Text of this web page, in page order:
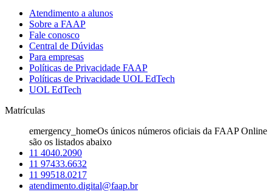
Atendimento a alunos
Sobre a FAAP
Fale conosco
Central de Dúvidas
Para empresas
Políticas de Privacidade FAAP
Políticas de Privacidade UOL EdTech
UOL EdTech
Matrículas
emergency_homeOs únicos números oficiais da FAAP Online
são os listados abaixo
11 4040.2090
11 97433.6632
11 99518.0217
atendimento.digital@faap.br